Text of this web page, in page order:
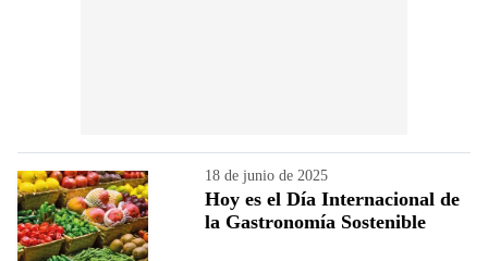
18 de junio de 2025
Hoy es el Día Internacional de
la Gastronomía Sostenible